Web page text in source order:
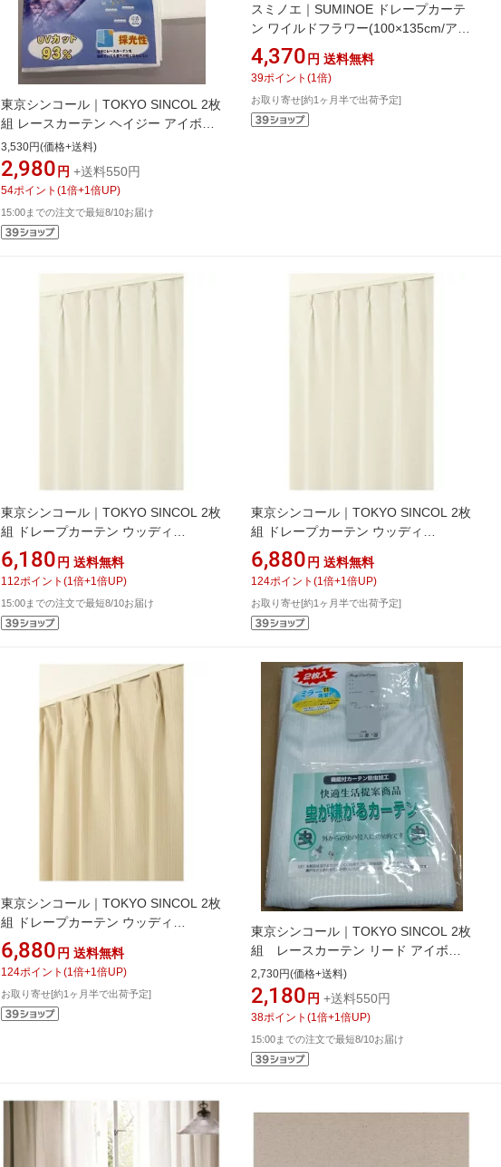
東京シンコール｜TOKYO SINCOL 2枚
組 レースカーテン ヘイジー アイボリ
ー [幅100×丈133cm]
3,530円(価格+送料)
2,980 円 +送料550円
54ポイント (1倍+1倍UP)
15:00までの注文で最短8/10お届け
スミノエ｜SUMINOE ドレープカーテ
ン ワイルドフラワー(100×135cm/アイ
ボリー)
4,370 円 送料無料
39ポイント (1倍)
お取り寄せ[約1ヶ月半で出荷予定]
東京シンコール｜TOKYO SINCOL 2枚
組 ドレープカーテン ウッディ
(100×178cm/アイボリー)
6,180 円 送料無料
112ポイント (1倍+1倍UP)
15:00までの注文で最短8/10お届け
東京シンコール｜TOKYO SINCOL 2枚
組 ドレープカーテン ウッディ
(100×200cm/アイボリー)
6,880 円 送料無料
124ポイント (1倍+1倍UP)
お取り寄せ[約1ヶ月半で出荷予定]
東京シンコール｜TOKYO SINCOL 2枚
組 ドレープカーテン ウッディ
(100×200cm/ベージュ)
6,880 円 送料無料
124ポイント (1倍+1倍UP)
お取り寄せ[約1ヶ月半で出荷予定]
東京シンコール｜TOKYO SINCOL 2枚
組 レースカーテン リード アイボリ
ー [幅100×丈133cm]
2,730円(価格+送料)
2,180 円 +送料550円
38ポイント (1倍+1倍UP)
15:00までの注文で最短8/10お届け